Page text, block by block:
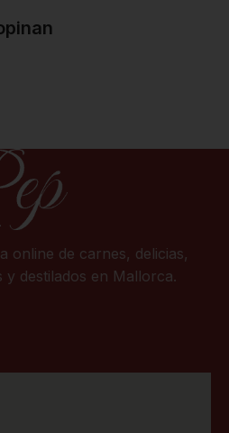
online de carnes, delicias,
destilados en Mallorca.